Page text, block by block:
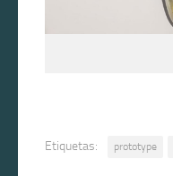
Etiquetas: prototype